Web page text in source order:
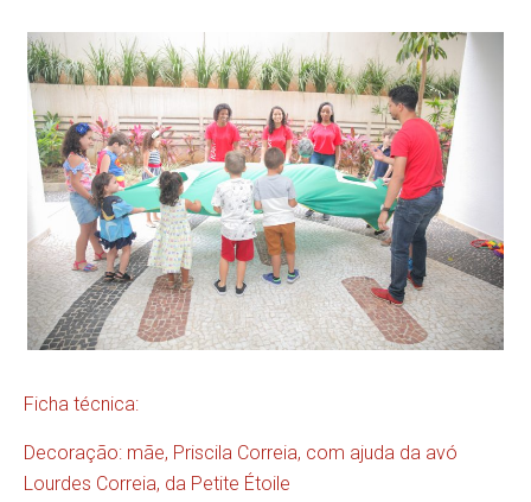
Ficha técnica:
Decoração: mãe, Priscila Correia, com ajuda da avó
Lourdes Correia, da Petite Étoile